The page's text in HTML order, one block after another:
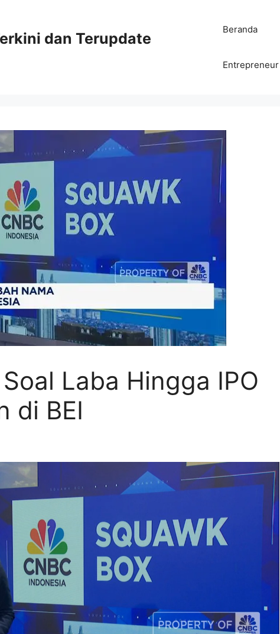
dan Terupdate
Beranda
Entrepreneur
Laba Hingga IPO
di BEI